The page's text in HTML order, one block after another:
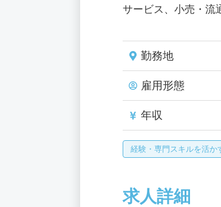
サービス、小売・流
勤務地
雇用形態
年収
経験・専門スキルを活か
求人詳細